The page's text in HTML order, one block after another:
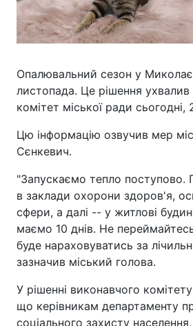
Опалювальний сезон у
листопада. Це рішення
комітет міської ради
Цю інформацію озвучив мер
Сєнкевич.
"Запускаємо тепло
в заклади охорони здоров'я,
сфери, а далі -- у житлові
маємо 10 днів. Не
буде нараховуватись за
зазначив міський голова.
У рішенні виконавчого
що керівникам департаменту
соціального захисту